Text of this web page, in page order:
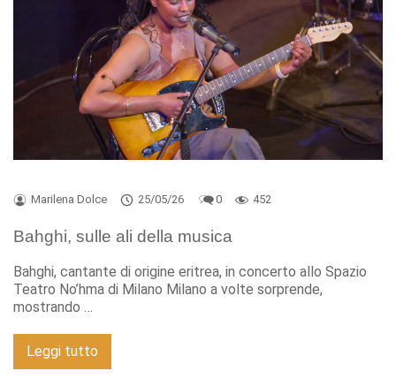
Marilena Dolce 25/05/26 0 452
Bahghi, sulle ali della musica
Bahghi, cantante di origine eritrea, in concerto allo Spazio
Teatro No’hma di Milano Milano a volte sorprende,
mostrando …
Leggi tutto